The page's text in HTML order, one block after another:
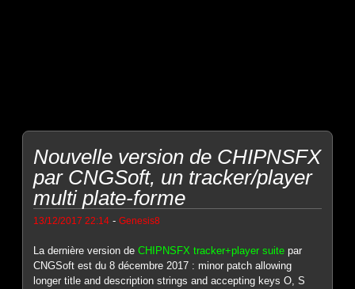
Nouvelle version de CHIPNSFX
par CNGSoft, un tracker/player
multi plate-forme
13/12/2017 22:14 -Genesis8
La dernière version deCHIPNSFX tracker+player suite par
CNGSoft est du 8 décembre 2017 : minor patch allowing
longer title and description strings and accepting keys O, S